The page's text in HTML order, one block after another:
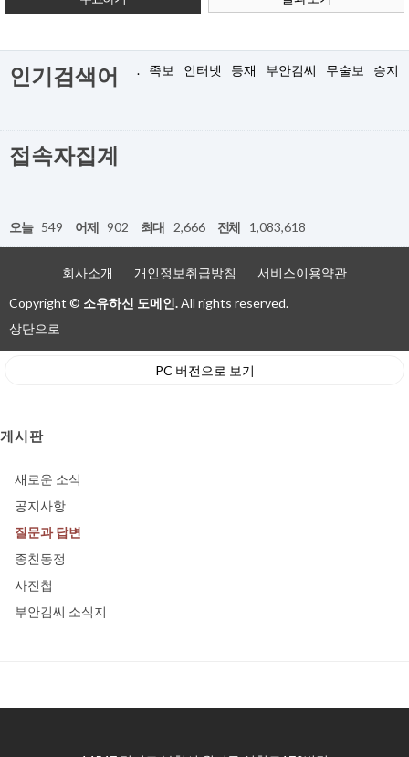
인기검색어 . 족보 인터넷 등재 부안김씨 무술보 승지
접속자집계
오늘 549 어제 902 최대 2,666 전체 1,083,618
회사소개 개인정보취급방침
서비스이용약관
Copyright © 소유하신 도메인.All rights reserved.
상단으로
PC 버전으로 보기
게시판
새로운 소식
공지사항
질문과 답변
종친동정
사진첩
부안김씨 소식지